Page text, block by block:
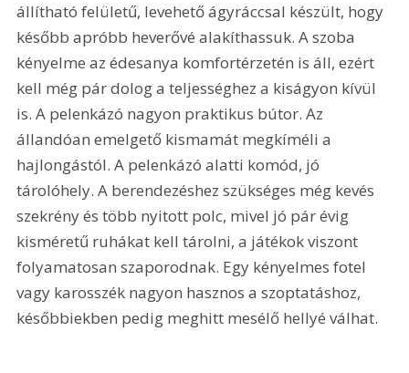
állítható felületű, levehető ágyráccsal készült, hogy
később apróbb heverővé alakíthassuk. A szoba
kényelme az édesanya komfortérzetén is áll, ezért
kell még pár dolog a teljességhez a kiságyon kívül
is. A pelenkázó nagyon praktikus bútor. Az
állandóan emelgető kismamát megkíméli a
hajlongástól. A pelenkázó alatti komód, jó
tárolóhely. A berendezéshez szükséges még kevés
szekrény és több nyitott polc, mivel jó pár évig
kisméretű ruhákat kell tárolni, a játékok viszont
folyamatosan szaporodnak. Egy kényelmes fotel
vagy karosszék nagyon hasznos a szoptatáshoz,
későbbiekben pedig meghitt mesélő hellyé válhat.